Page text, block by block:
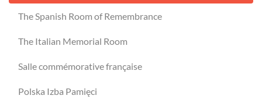
The Spanish Room of Remembrance
The Italian Memorial Room
Salle commémorative française
Polska Izba Pamięci